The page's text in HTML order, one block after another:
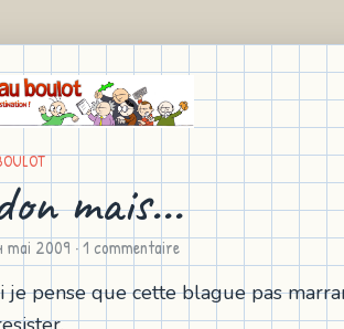
mais...
mai 2009 · 1 commentaire
je pense que cette blague pas